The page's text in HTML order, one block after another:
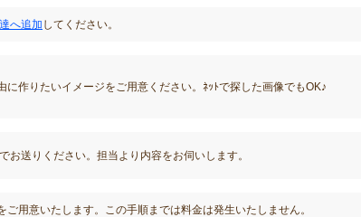
へ追加 してください。
に作りたいイメージをご用意ください。ﾈｯﾄで探した画像でもOK♪
でお送りください。担当より内容をお伺いします。
ご用意いたします。この手順までは料金は発生いたしません。